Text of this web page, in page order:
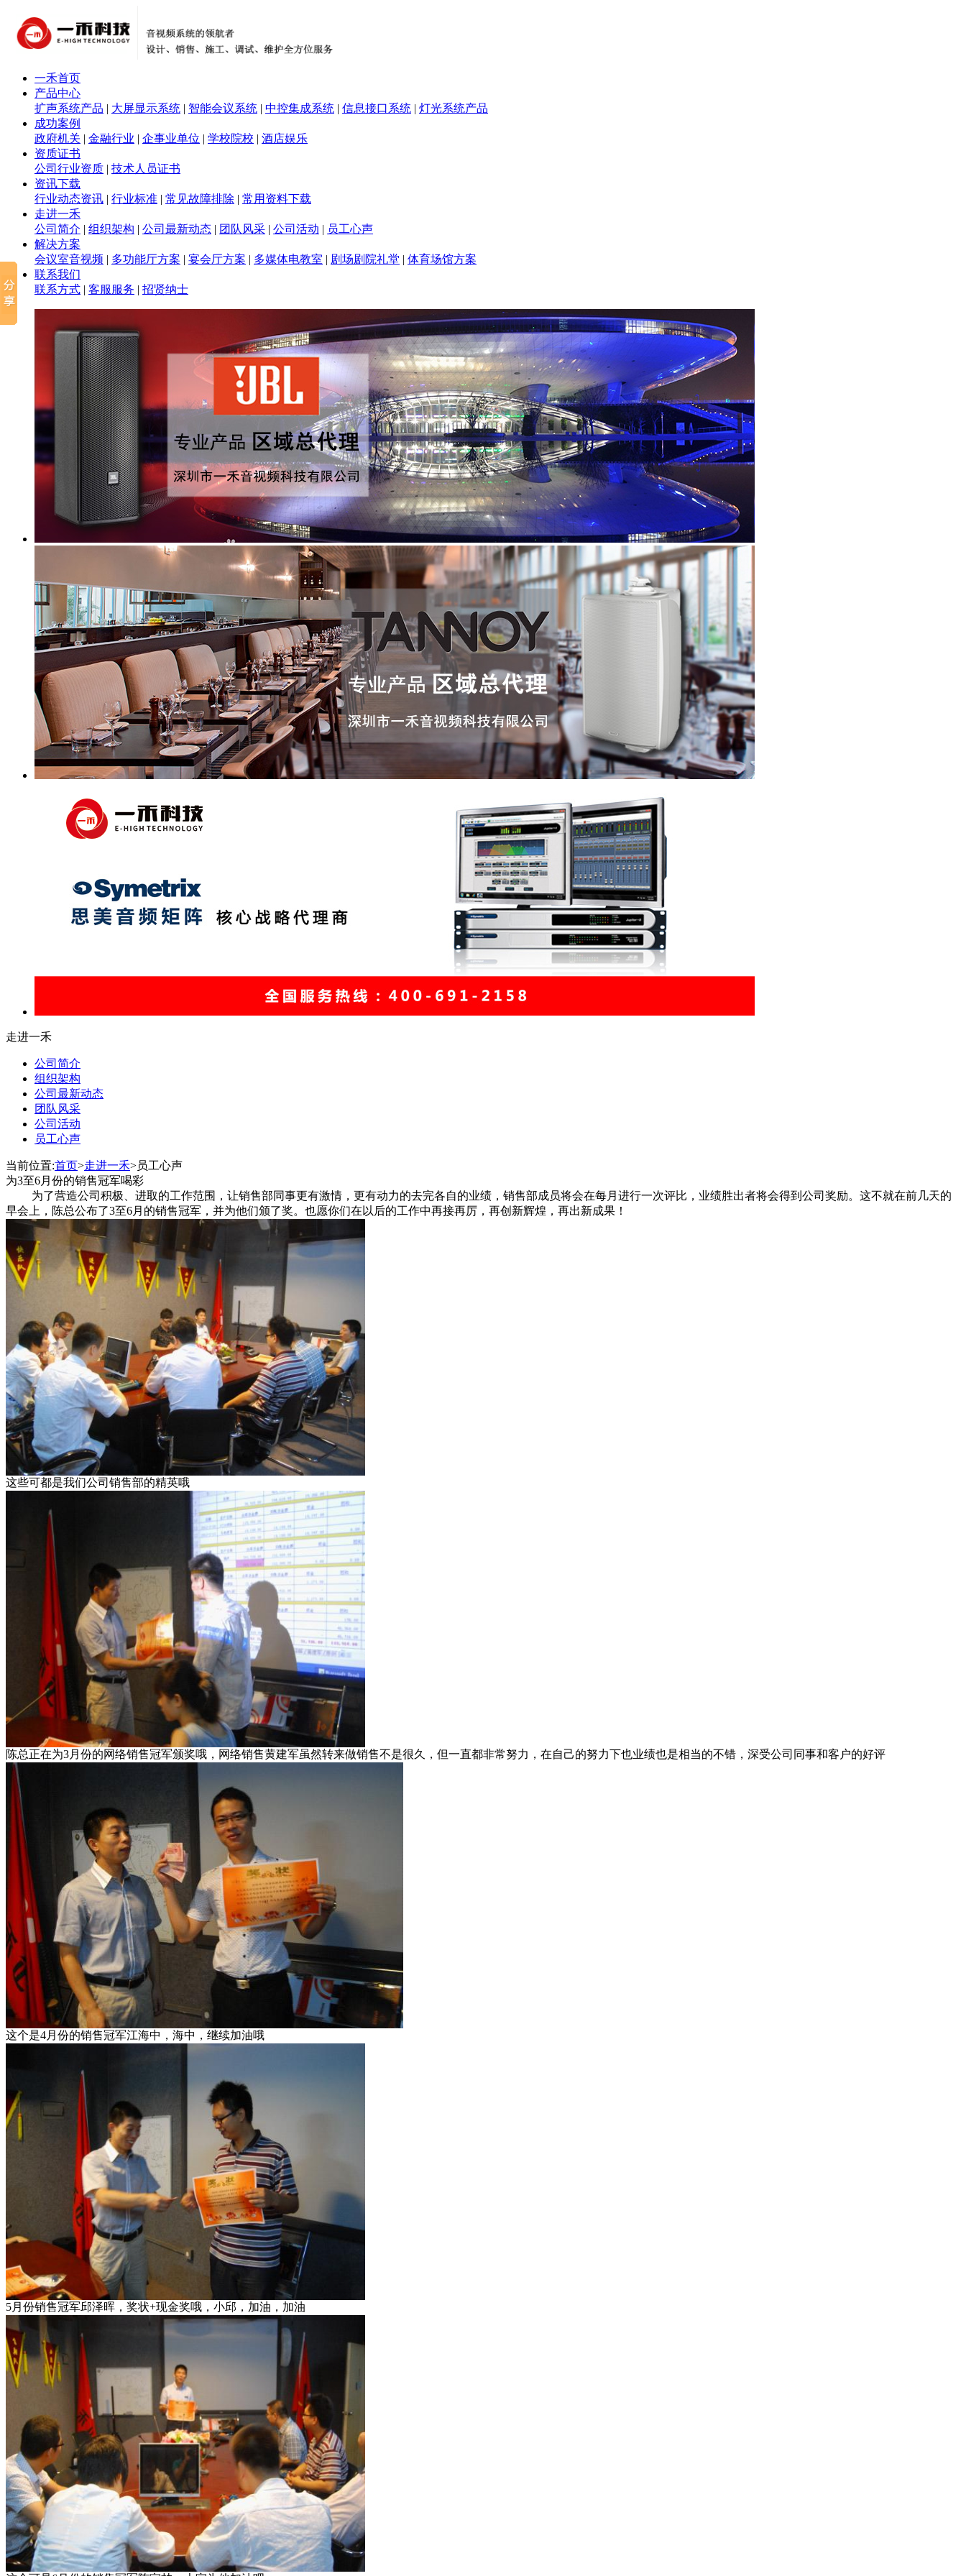
一禾首页
产品中心
扩声系统产品 | 大屏显示系统 | 智能会议系统 | 中控集成系统 | 信息接口系统 | 灯光系统产品
成功案例
政府机关 | 金融行业 | 企事业单位 | 学校院校 | 酒店娱乐
资质证书
公司行业资质 | 技术人员证书
资讯下载
行业动态资讯 | 行业标准 | 常见故障排除 | 常用资料下载
走进一禾
公司简介 | 组织架构 | 公司最新动态 | 团队风采 | 公司活动 | 员工心声
解决方案
会议室音视频 | 多功能厅方案 | 宴会厅方案 | 多媒体电教室 | 剧场剧院礼堂 | 体育场馆方案
联系我们
联系方式 | 客服服务 | 招贤纳士
走进一禾
公司简介
组织架构
公司最新动态
团队风采
公司活动
员工心声
当前位置:首页>走进一禾>员工心声
为3至6月份的销售冠军喝彩
为了营造公司积极、进取的工作范围，让销售部同事更有激情，更有动力的去完各自的业绩，销售部成员将会在每月进行一次评比，业绩胜出者将会得到公司奖励。这不就在前几天的
早会上，陈总公布了3至6月的销售冠军，并为他们颁了奖。也愿你们在以后的工作中再接再厉，再创新辉煌，再出新成果！
这些可都是我们公司销售部的精英哦
陈总正在为3月份的网络销售冠军颁奖哦，网络销售黄建军虽然转来做销售不是很久，但一直都非常努力，在自己的努力下也业绩也是相当的不错，深受公司同事和客户的好评
这个是4月份的销售冠军江海中，海中，继续加油哦
5月份销售冠军邱泽晖，奖状+现金奖哦，小邱，加油，加油